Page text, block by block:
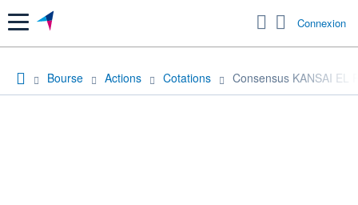
Menu Connexion
Bourse Actions Cotations Consensus KANSAI EL